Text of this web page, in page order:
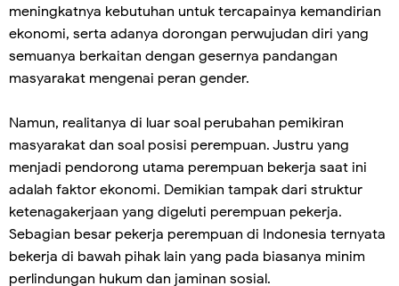
meningkatnya kebutuhan untuk tercapainya kemandirian
ekonomi, serta adanya dorongan perwujudan diri yang
semuanya berkaitan dengan gesernya pandangan
masyarakat mengenai peran gender.
Namun, realitanya di luar soal perubahan pemikiran
masyarakat dan soal posisi perempuan. Justru yang
menjadi pendorong utama perempuan bekerja saat ini
adalah faktor ekonomi. Demikian tampak dari struktur
ketenagakerjaan yang digeluti perempuan pekerja.
Sebagian besar pekerja perempuan di Indonesia ternyata
bekerja di bawah pihak lain yang pada biasanya minim
perlindungan hukum dan jaminan sosial.